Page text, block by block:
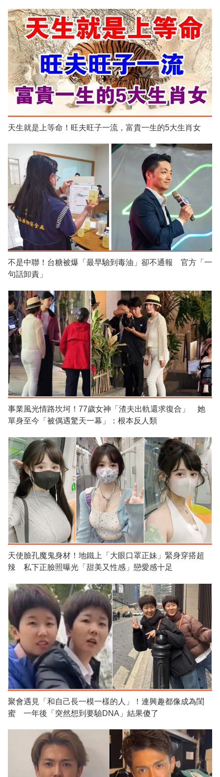
天生就是上等命！旺夫旺子一流，富貴一生的5大生肖女
不是中聯！台糖被爆「最早驗到毒油」卻不通報 官方「一
句話卸責」
事業風光情路坎坷！77歲女神「渣夫出軌還求復合」 她
單身至今「被偶遇驚天一幕」：根本反人類
天使臉孔魔鬼身材！地鐵上「大眼口罩正妹」緊身穿搭超
辣 私下正臉照曝光「甜美又性感」戀愛感十足
聚會遇見「和自己長一模一樣的人」！連興趣都像成為閨
蜜 一年後「突然想到要驗DNA」結果傻了